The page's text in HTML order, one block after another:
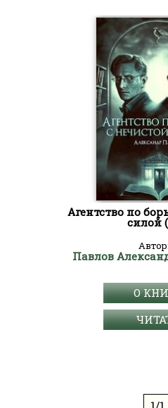
Агентство по
силой
Павлов
О